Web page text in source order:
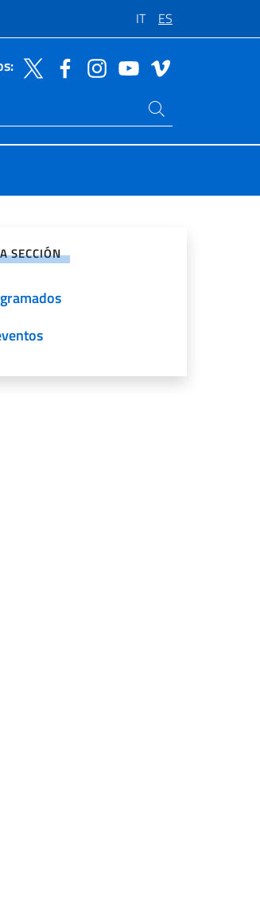
IT ES
sito live
SECCIÓN